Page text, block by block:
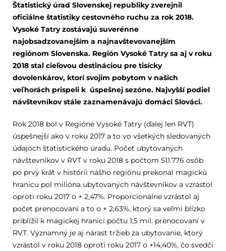
Štatistický úrad Slovenskej republiky zverejnil
oficiálne štatistiky cestovného ruchu za rok 2018.
Vysoké Tatry zostávajú suverénne
najobsadzovanejším a najnavštevovanejším
regiónom Slovenska. Región Vysoké Tatry sa aj v roku
2018 stal cieľovou destináciou pre tisícky
dovolenkárov, ktorí svojim pobytom v našich
veľhorách prispeli k úspešnej sezóne. Najvyšší podiel
návštevníkov stále zaznamenávajú domáci Slováci.
Rok 2018 bol v Regióne Vysoké Tatry (ďalej len RVT)
úspešnejší ako v roku 2017 a to vo všetkých sledovaných
údajoch štatistického úradu. Počet ubytovaných
návštevníkov v RVT v roku 2018 s počtom 511.776 osôb
po prvý krát v histórii nášho regiónu prekonal magickú
hranicu pol milióna ubytovaných návštevníkov a vzrástol
oproti roku 2017 o + 2,47%. Proporcionálne vzrástol aj
počet prenocovaní a to o + 2,63%, ktorý sa veľmi blízko
priblížil k magickej hranici počtu 1,5 mil. prenocovaní v
RVT. Významný je aj nárast tržieb za ubytovanie, ktorý
vzrástol v roku 2018 oproti roku 2017 o +14,40%, čo svedčí